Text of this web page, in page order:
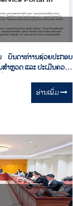
ບັນດາທ່າານຊ່ວຍປະກອບ
ຳຫຼວດ ແລະ ປະເມີນຄວາມ
າວ ໃຫ້ດ້ວຍ ຂອບໃຈ
ອ່ານ​ເພີ່ມ